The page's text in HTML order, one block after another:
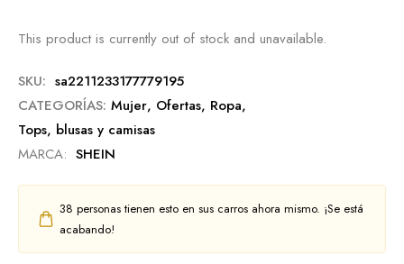
This product is currently out of stock and unavailable.
SKU: sa2211233177779195
CATEGORÍAS: Mujer, Ofertas, Ropa,
Tops, blusas y camisas
MARCA: SHEIN
38 personas tienen esto en sus carros ahora mismo. ¡Se está
acabando!